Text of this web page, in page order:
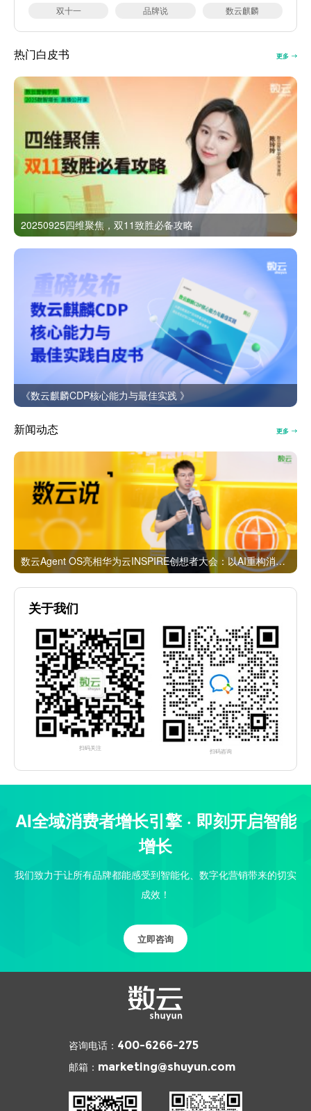
双十一
品牌说 数云麒麟
热门白皮书 更多
20250925四维聚焦，双11致胜必备攻略
《数云麒麟CDP核心能力与最佳实践 》
新闻动态 更多
数云Agent OS亮相华为云INSPIRE创想者大会：以AI重构消费者运营与零售营销新范式
关于我们
扫码关注 扫码咨询
AI全域消费者增长引擎 · 即刻开启智能
增长
我们致力于让所有品牌都能感受到智能化、数字化营销带来的切实
成效！
立即咨询
咨询电话： 400-6266-275
邮箱： marketing@shuyun.com